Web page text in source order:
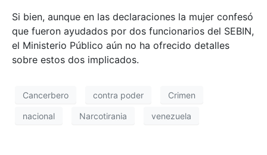
Si bien, aunque en las declaraciones la mujer confesó
que fueron ayudados por dos funcionarios del SEBIN,
el Ministerio Público aún no ha ofrecido detalles
sobre estos dos implicados.
Cancerbero contra poder Crimen
nacional Narcotirania venezuela